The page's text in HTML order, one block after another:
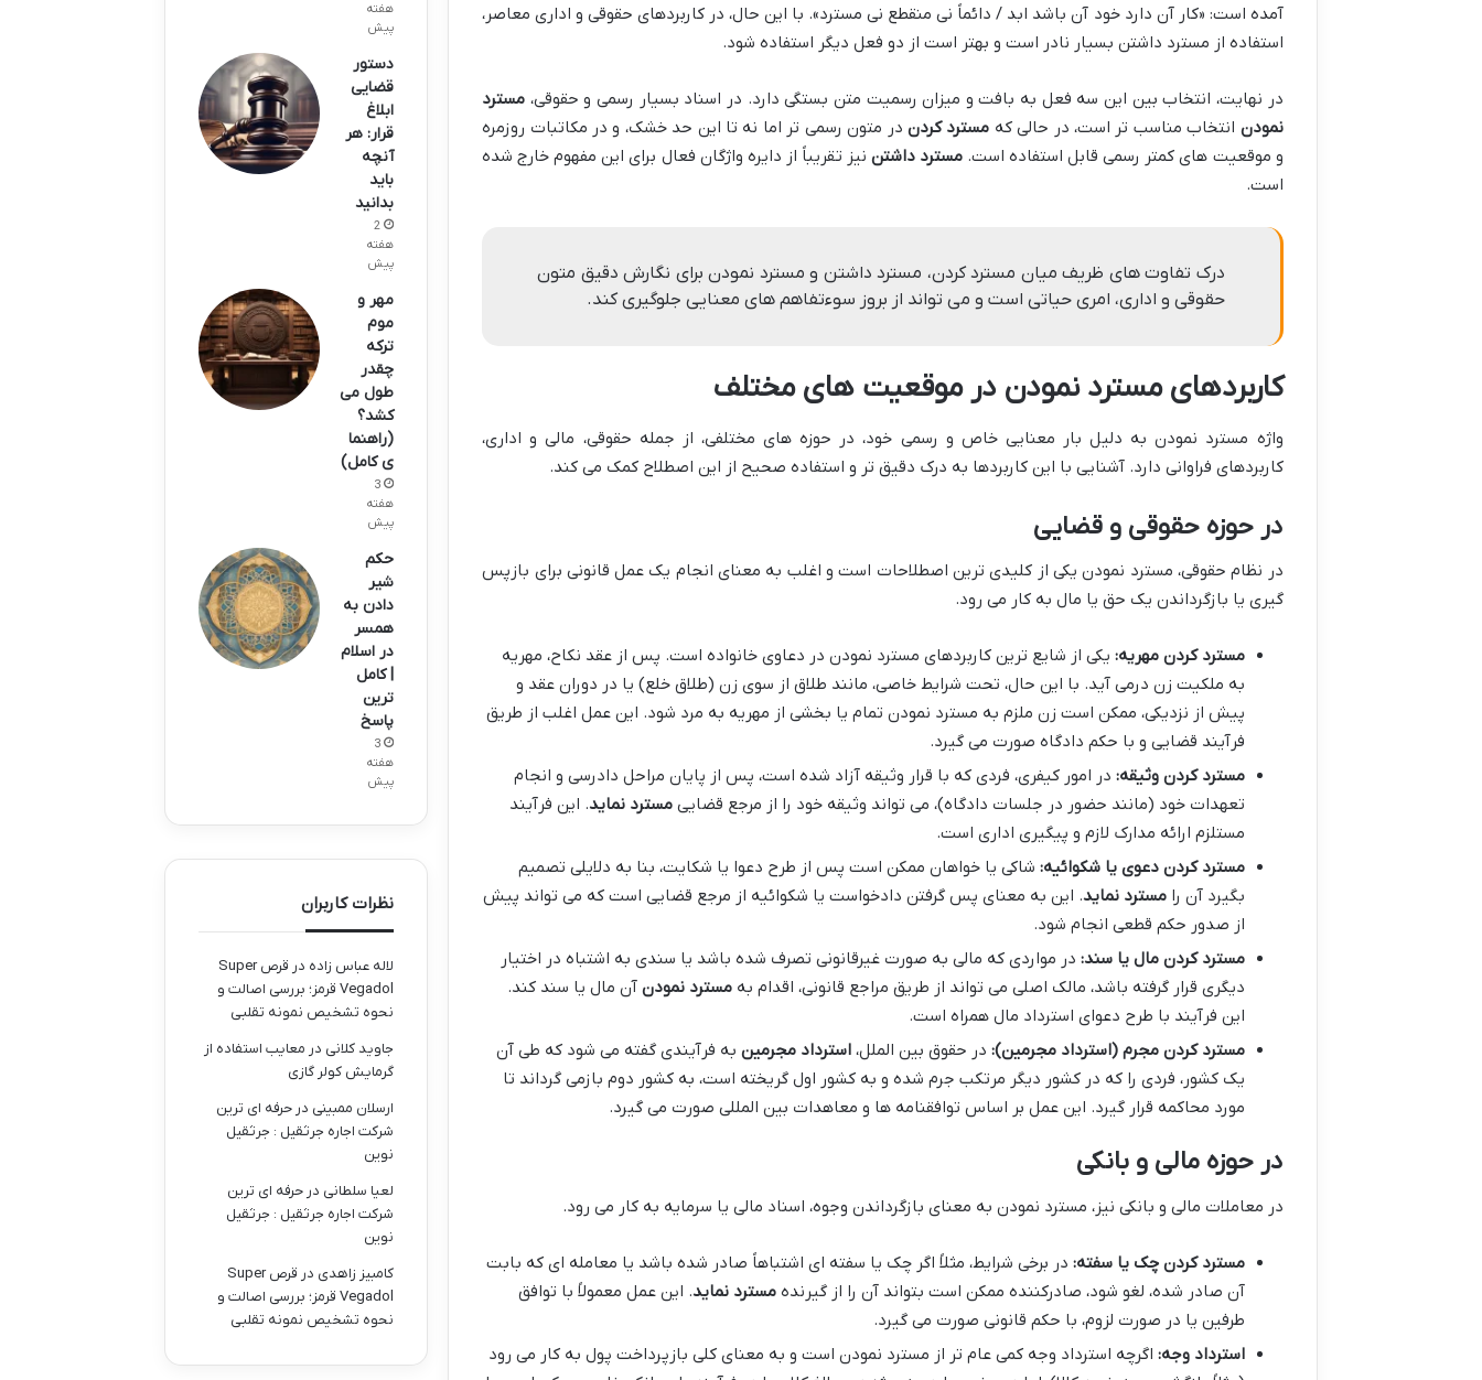
آمده است: «کار آن دارد خود آن باشد ابد / دائماً نی منقطع نی مسترد». با این حال، در کاربردهای حقوقی و اداری معاصر،
استفاده از مسترد داشتن بسیار نادر است و بهتر است از دو فعل دیگر استفاده شود.
در نهایت، انتخاب بین این سه فعل به بافت و میزان رسمیت متن بستگی دارد. در اسناد بسیار رسمی و حقوقی، مسترد
نمودن انتخاب مناسب تر است، در حالی که مسترد کردن در متون رسمی تر اما نه تا این حد خشک، و در مکاتبات روزمره
و موقعیت های کمتر رسمی قابل استفاده است. مسترد داشتن نیز تقریباً از دایره واژگان فعال برای این مفهوم خارج شده
است.
درک تفاوت های ظریف میان مسترد کردن، مسترد داشتن و مسترد نمودن برای نگارش دقیق متون
حقوقی و اداری، امری حیاتی است و می تواند از بروز سوءتفاهم های معنایی جلوگیری کند.
کاربردهای مسترد نمودن در موقعیت های مختلف
واژه مسترد نمودن به دلیل بار معنایی خاص و رسمی خود، در حوزه های مختلفی، از جمله حقوقی، مالی و اداری،
کاربردهای فراوانی دارد. آشنایی با این کاربردها به درک دقیق تر و استفاده صحیح از این اصطلاح کمک می کند.
در حوزه حقوقی و قضایی
در نظام حقوقی، مسترد نمودن یکی از کلیدی ترین اصطلاحات است و اغلب به معنای انجام یک عمل قانونی برای بازپس
گیری یا بازگرداندن یک حق یا مال به کار می رود.
مسترد کردن مهریه: یکی از شایع ترین کاربردهای مسترد نمودن در دعاوی خانواده است. پس از عقد نکاح، مهریه
به ملکیت زن درمی آید. با این حال، تحت شرایط خاصی، مانند طلاق از سوی زن (طلاق خلع) یا در دوران عقد و
پیش از نزدیکی، ممکن است زن ملزم به مسترد نمودن تمام یا بخشی از مهریه به مرد شود. این عمل اغلب از طریق
فرآیند قضایی و با حکم دادگاه صورت می گیرد.
مسترد کردن وثیقه: در امور کیفری، فردی که با قرار وثیقه آزاد شده است، پس از پایان مراحل دادرسی و انجام
تعهدات خود (مانند حضور در جلسات دادگاه)، می تواند وثیقه خود را از مرجع قضاییمسترد نماید. این فرآیند
مستلزم ارائه مدارک لازم و پیگیری اداری است.
مسترد کردن دعوی یا شکوائیه: شاکی یا خواهان ممکن است پس از طرح دعوا یا شکایت، بنا به دلایلی تصمیم
بگیرد آن رامسترد نماید. این به معنای پس گرفتن دادخواست یا شکوائیه از مرجع قضایی است که می تواند پیش
از صدور حکم قطعی انجام شود.
مسترد کردن مال یا سند: در مواردی که مالی به صورت غیرقانونی تصرف شده باشد یا سندی به اشتباه در اختیار
دیگری قرار گرفته باشد، مالک اصلی می تواند از طریق مراجع قانونی، اقدام بهمسترد نمودن آن مال یا سند کند.
این فرآیند با طرح دعوای استرداد مال همراه است.
مسترد کردن مجرم (استرداد مجرمین): در حقوق بین الملل،استرداد مجرمین به فرآیندی گفته می شود که طی آن
یک کشور، فردی را که در کشور دیگر مرتکب جرم شده و به کشور اول گریخته است، به کشور دوم بازمی گرداند تا
مورد محاکمه قرار گیرد. این عمل بر اساس توافقنامه ها و معاهدات بین المللی صورت می گیرد.
در حوزه مالی و بانکی
در معاملات مالی و بانکی نیز، مسترد نمودن به معنای بازگرداندن وجوه، اسناد مالی یا سرمایه به کار می رود.
مسترد کردن چک یا سفته: در برخی شرایط، مثلاً اگر چک یا سفته ای اشتباهاً صادر شده باشد یا معامله ای که بابت
آن صادر شده، لغو شود، صادرکننده ممکن است بتواند آن را از گیرندهمسترد نماید. این عمل معمولاً با توافق
طرفین یا در صورت لزوم، با حکم قانونی صورت می گیرد.
استرداد وجه: اگرچه استرداد وجه کمی عام تر از مسترد نمودن است و به معنای کلی بازپرداخت پول به کار می رود
هفته
پیش
دستور
قضایی
ابلاغ
قرار: هر
آنچه
باید
بدانید
2
هفته
پیش
مهر و
موم
ترکه
چقدر
طول می
کشد؟
(راهنما
ی کامل)
3
هفته
پیش
حکم
شیر
دادن به
همسر
در اسلام
| کامل
ترین
پاسخ
3
هفته
پیش
نظرات کاربران
لاله عباس زاده در
قرص Super
Vegadol قرمز؛ بررسی اصالت و
نحوه تشخیص نمونه تقلبی
جاوید کلانی در معایب استفاده از
گرمایش کولر گازی
ارسلان ممبینی در حرفه ای ترین
شرکت اجاره جرثقیل : جرثقیل
نوین
لعیا سلطانی در حرفه ای ترین
شرکت اجاره جرثقیل : جرثقیل
نوین
کامبیز زاهدی در
قرص Super
Vegadol قرمز؛ بررسی اصالت و
نحوه تشخیص نمونه تقلبی